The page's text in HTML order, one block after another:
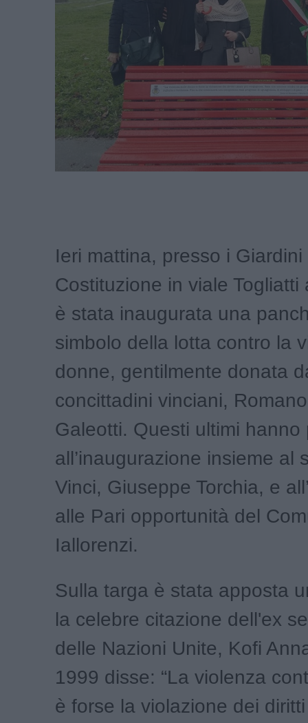
Ieri mattina, presso i Giardini
Costituzione in viale Togliatti
è stata inaugurata una
simbolo della lotta contro la
donne, gentilmente donata
concittadini vinciani,
Galeotti. Questi ultimi hanno
all’inaugurazione insieme al
Vinci, Giuseppe Torchia, e
alle Pari opportunità del
Iallorenzi.
Sulla targa è stata apposta
la celebre citazione dell'ex
delle Nazioni Unite, Kofi
1999 disse: “La violenza
è forse la violazione dei